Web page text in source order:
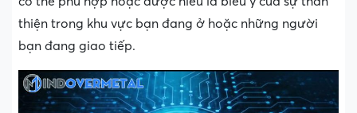
thiện trong khu vực bạn đang ở hoặc những người
bạn đang giao tiếp.